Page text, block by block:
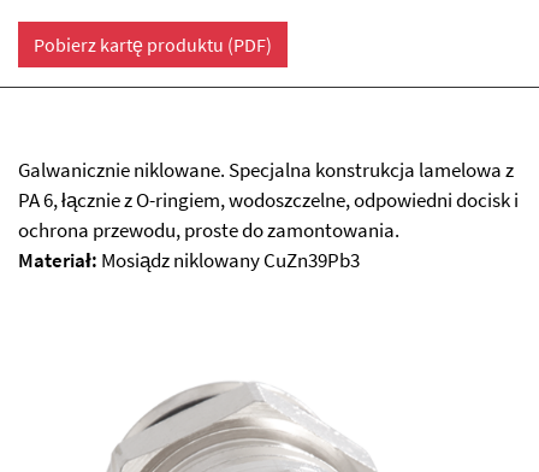
Pobierz kartę produktu (PDF)
Galwanicznie niklowane. Specjalna konstrukcja lamelowa z
PA 6, łącznie z O-ringiem, wodoszczelne, odpowiedni docisk i
ochrona przewodu, proste do zamontowania.
Materiał: Mosiądz niklowany CuZn39Pb3